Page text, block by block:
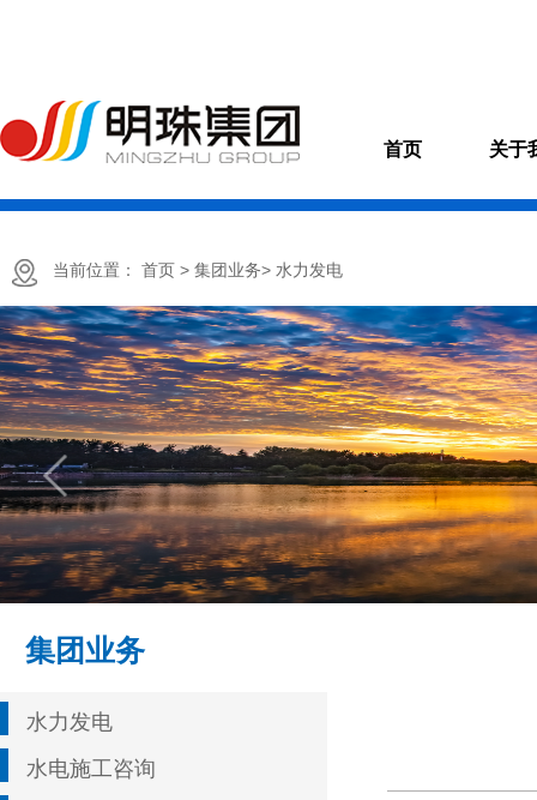
首页 关于
当前位置： 首页 > 集团业务> 水力发电
集团业务
水力发电
水电施工咨询